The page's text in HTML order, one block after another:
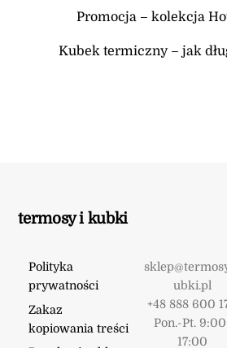
Promocja – kolekcja
Kubek termiczny – jak
termosy i kubki
Polityka
prywatności
Zakaz
kopiowania treści
ubki.pl
+48 888 600
Pon.-Pt.
17:00